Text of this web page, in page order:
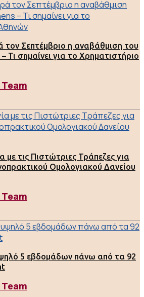
τον Σεπτέμβριο η αναβάθμιση του
Τι σημαίνει για το Χρηματιστήριο
τις Πιστώτριες Τράπεζες για
Ομολογιακού Δανείου
5 εβδομάδων πάνω από τα 92